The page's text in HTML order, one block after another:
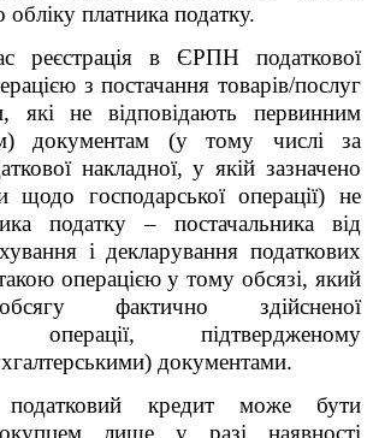
обліку платника податку.
в ЄРПН податкової
з постачання товарів/послуг
які не відповідають первинним
документам (у тому числі за
накладної, у якій зазначено
щодо господарської операції) не
податку – постачальника від
і декларування податкових
операцією у тому обсязі, який
фактично здійсненої
операції, підтвердженому
документами.
кредит може бути
лише у разі наявності